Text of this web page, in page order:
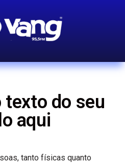
do seu
aqui
tanto físicas quanto